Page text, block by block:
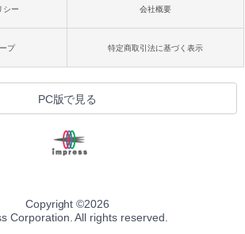
シー 会社概要
プ 特定商取引法に基づく表示
PC版で見る
Copyright ©2026
Corporation. All rights reserved.